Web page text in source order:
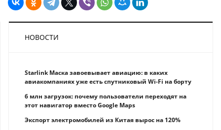
НОВОСТИ
Starlink Маска завоевывает авиацию: в каких
авиакомпаниях уже есть спутниковый Wi-Fi на борту
6 млн загрузок: почему пользователи переходят на
этот навигатор вместо Google Maps
Экспорт электромобилей из Китая вырос на 120%